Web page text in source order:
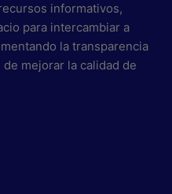
informativos,
para intercambiar a
la transparencia
mejorar la calidad de